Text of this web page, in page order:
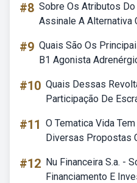
#8 Sobre Os Atributos
Assinale A Alternativa
#9 Quais São Os
B1 Agonista
#10 Quais Dessas
Participação De
#11 O Tematica Vida
Diversas Propostas
#12 Nu Financeira S.a. -
Financiamento E